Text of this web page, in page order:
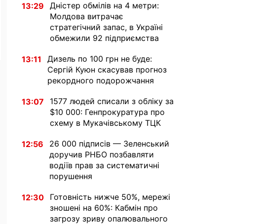
13:29
Дністер обмілів на 4 метри:
Молдова витрачає
стратегічний запас, в Україні
обмежили 92 підприємства
13:11
Дизель по 100 грн не буде:
Сергій Куюн скасував прогноз
рекордного подорожчання
13:07
1577 людей списали з обліку за
$10 000: Генпрокуратура про
схему в Мукачівському ТЦК
12:56
26 000 підписів — Зеленський
доручив РНБО позбавляти
водіїв прав за систематичні
порушення
12:30
Готовність нижче 50%, мережі
зношені на 60%: Кабмін про
загрозу зриву опалювального